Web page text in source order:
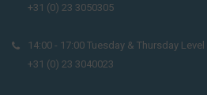
+31 (0) 23 3050305
14:00 - 17:00 Tuesday & Thursday
+31 (0) 23 3040023